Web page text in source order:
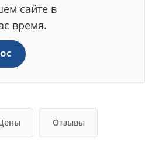
сайте в
время.
Отзывы